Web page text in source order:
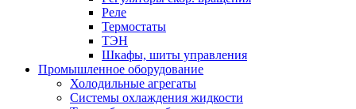
Реле
Термостаты
ТЭН
Шкафы, шиты управления
Промышленное оборудование
Холодильные агрегаты
Системы охлаждения жидкости